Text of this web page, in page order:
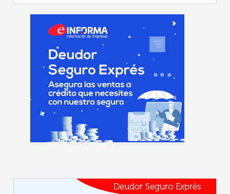
Deudor Seguro Exprés